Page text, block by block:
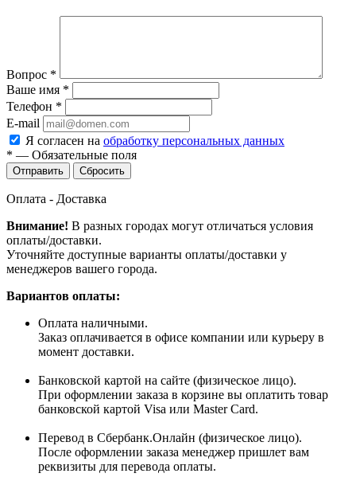
Вопрос *
Ваше имя *
Телефон *
E-mail
Я согласен на обработку персональных данных
* — Обязательные поля
Сбросить
Оплата - Доставка
Внимание! В разных городах могут отличаться условия
оплаты/доставки.
Уточняйте доступные варианты оплаты/доставки у
менеджеров вашего города.
Вариантов оплаты:
Оплата наличными.
Заказ оплачивается в офисе компании или курьеру в
момент доставки.
Банковской картой на сайте (физическое лицо).
При оформлении заказа в корзине вы оплатить товар
банковской картой Visa или Master Card.
Перевод в Сбербанк.Онлайн (физическое лицо).
После оформлении заказа менеджер пришлет вам
реквизиты для перевода оплаты.